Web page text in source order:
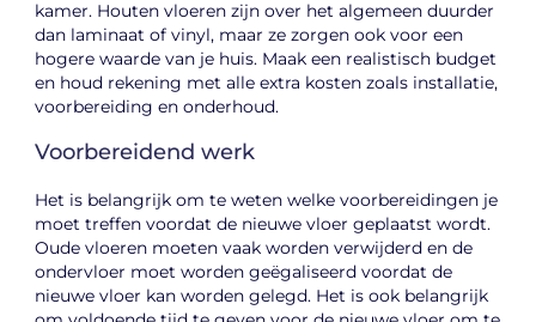
kamer. Houten vloeren zijn over het algemeen duurder
dan laminaat of vinyl, maar ze zorgen ook voor een
hogere waarde van je huis. Maak een realistisch budget
en houd rekening met alle extra kosten zoals installatie,
voorbereiding en onderhoud.
Voorbereidend werk
Het is belangrijk om te weten welke voorbereidingen je
moet treffen voordat de nieuwe vloer geplaatst wordt.
Oude vloeren moeten vaak worden verwijderd en de
ondervloer moet worden geëgaliseerd voordat de
nieuwe vloer kan worden gelegd. Het is ook belangrijk